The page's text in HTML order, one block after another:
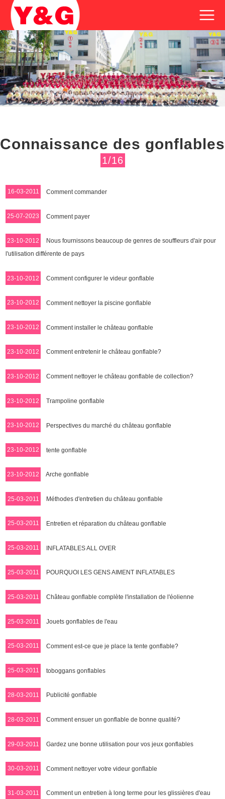
Connaissance des gonflables
1/16
16-03-2011 Comment commander
25-07-2023 Comment payer
23-10-2012
Nous fournissons beaucoup de genres de souffleurs d'air pour
l'utilisation différente de pays
23-10-2012 Comment configurer le videur gonflable
23-10-2012 Comment nettoyer la piscine gonflable
23-10-2012 Comment installer le château gonflable
23-10-2012 Comment entretenir le château gonflable?
23-10-2012 Comment nettoyer le château gonflable de collection?
23-10-2012 Trampoline gonflable
23-10-2012 Perspectives du marché du château gonflable
23-10-2012 tente gonflable
23-10-2012 Arche gonflable
25-03-2011 Méthodes d'entretien du château gonflable
25-03-2011 Entretien et réparation du château gonflable
25-03-2011 INFLATABLES ALL OVER
25-03-2011 POURQUOI LES GENS AIMENT INFLATABLES
25-03-2011 Château gonflable complète l'installation de l'éolienne
25-03-2011 Jouets gonflables de l'eau
25-03-2011 Comment est-ce que je place la tente gonflable?
25-03-2011 toboggans gonflables
28-03-2011 Publicité gonflable
28-03-2011 Comment ensuer un gonflable de bonne qualité?
29-03-2011 Gardez une bonne utilisation pour vos jeux gonflables
30-03-2011 Comment nettoyer votre videur gonflable
31-03-2011
Comment un entretien à long terme pour les glissières d'eau